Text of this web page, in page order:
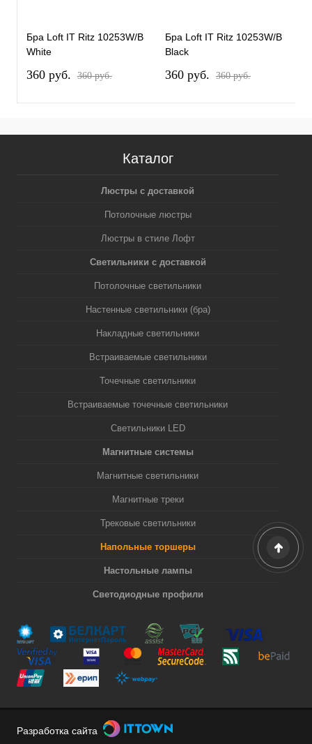
Бра Loft IT Ritz 10253W/B
White
360 pуб. 360 pуб.
Бра Loft IT Ritz 10253W/B
Black
360 pуб. 360 pуб.
Каталог
Люстры с доставкой
Потолочные люстры
Люстры в стиле Лофт
Светильники с доставкой
Потолочные светильники
Настенные светильники (бра)
Накладные светильники
Встраиваемые светильники
Точечные светильники
Встраиваемые точечные светильники
Светильники LED
Магнитные системы
Магнитные светильники
Магнитные треки
Трековые светильники
Напольные торшеры
Настольные лампы
Светодиодные профили
Разработка сайта